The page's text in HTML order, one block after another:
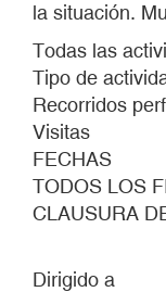
la situación.
Todas las
Tipo de
Recorridos
Visitas
FECHAS
TODOS LOS
CLAUSURA
Dirigido a